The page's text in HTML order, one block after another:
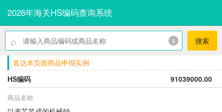
2026年海关HS编码查询系统
⌕ x 搜索
直达本页面商品申报实例
HS编码
91039000.00
商品名称